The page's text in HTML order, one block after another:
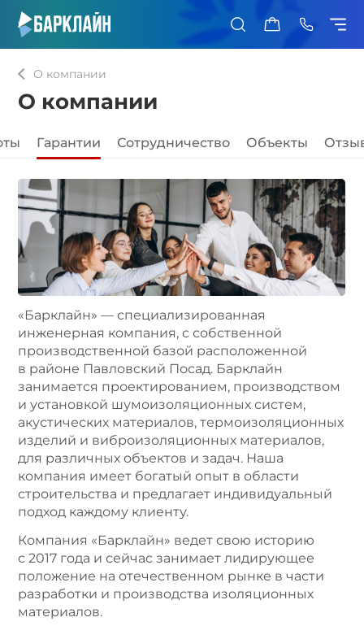
О компании
О компании
Гарантии Сотрудничество Объекты
«Барклайн» — специализированная
инженерная компания, с собственной
производственной базой расположенной
в районе Павловский Посад. Барклайн
занимается проектированием, производством
и установкой шумоизоляционных систем,
акустических материалов, термоизоляционных
изделий и виброизоляционных материалов,
для различных объектов и задач. Наша
компания имеет богатый опыт в области
строительства и предлагает индивидуальный
подход каждому клиенту.
Компания «Барклайн» ведет свою историю
с 2017 года и сейчас занимает лидирующее
положение на отечественном рынке в части
разработки и производства изоляционных
материалов.